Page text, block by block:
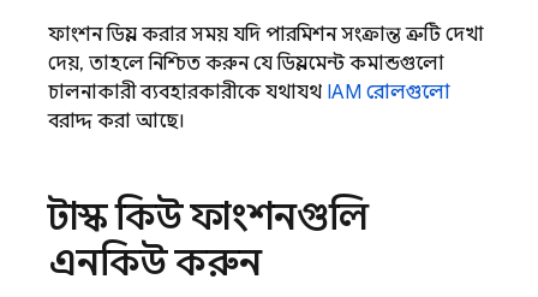
ফাংশন ডিপ্লয় করার সময় যদি পারমিশন সংক্রান্ত ত্রুটি দেখা
দেয়, তাহলে নিশ্চিত করুন যে ডিপ্লয়মেন্ট কমান্ডগুলো
চালনাকারী ব্যবহারকারীকে যথাযথ IAM রোলগুলো
বরাদ্দ করা আছে।
টাস্ক কিউ ফাংশনগুলি
এনকিউ করুন